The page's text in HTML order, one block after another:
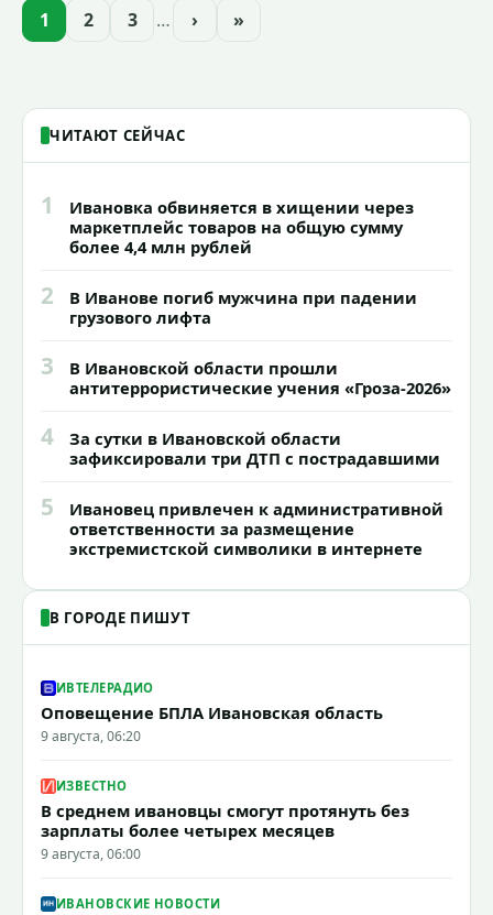
проекта подсветки исторических
1 2 3 … › »
ЧИТАЮТ СЕЙЧАС
1
Ивановка обвиняется в хищении через
маркетплейс товаров на общую сумму
более 4,4 млн рублей
2
В Иванове погиб мужчина при падении
грузового лифта
3
В Ивановской области прошли
антитеррористические учения «Гроза-2026»
4
За сутки в Ивановской области
зафиксировали три ДТП с пострадавшими
5
Ивановец привлечен к административной
ответственности за размещение
экстремистской символики в интернете
В ГОРОДЕ ПИШУТ
ИВТЕЛЕРАДИО
Оповещение БПЛА Ивановская область
9 августа, 06:20
ИЗВЕСТНО
В среднем ивановцы смогут протянуть без
зарплаты более четырех месяцев
9 августа, 06:00
ИВАНОВСКИЕ НОВОСТИ